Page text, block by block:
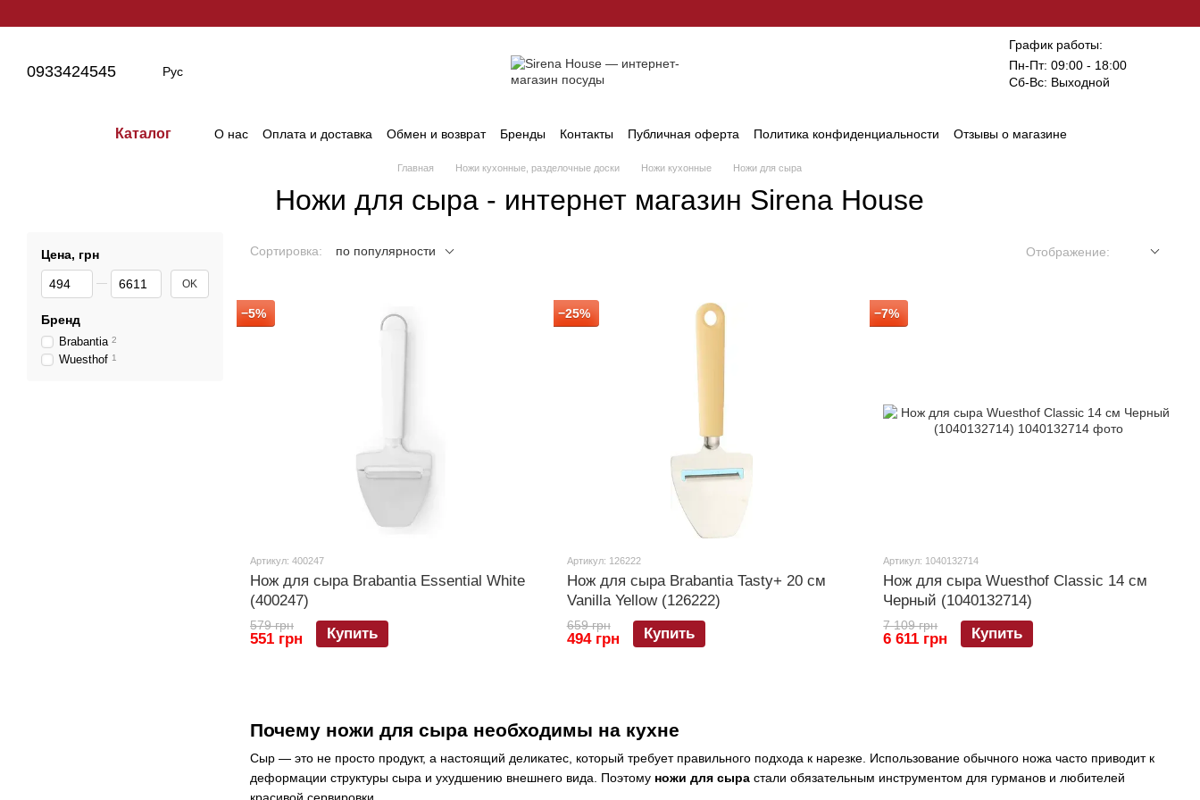
0933424545 Рус
График работы:
Пн-Пт: 09:00 - 18:00
Сб-Вс: Выходной
Каталог О нас Оплата и доставка Обмен и возврат Бренды Контакты Публичная оферта Политика конфиденциальности Отзывы о магазине
Главная Ножи кухонные, разделочные доски Ножи кухонные Ножи для сыра
Ножи для сыра - интернет магазин Sirena House
Сортировка: по популярности Отображение:
Почему ножи для сыра необходимы на кухне
Сыр — это не просто продукт, а настоящий деликатес, который требует правильного подхода к нарезке. Использование обычного ножа часто приводит к
деформации структуры сыра и ухудшению внешнего вида. Поэтому ножи для сыра стали обязательным инструментом для гурманов и любителей
−5%
Артикул: 400247
Нож для сыра Brabantia Essential White
(400247)
579 грн
551 грн Купить
−25%
Артикул: 126222
Нож для сыра Brabantia Tasty+ 20 см
Vanilla Yellow (126222)
659 грн
494 грн Купить
−7%
Артикул: 1040132714
Нож для сыра Wuesthof Classic 14 см
Черный (1040132714)
7 109 грн
6 611 грн Купить
Цена, грн
От Цена, грн
До Цена, грн OK
Бренд
Brabantia 2
Wuesthof 1